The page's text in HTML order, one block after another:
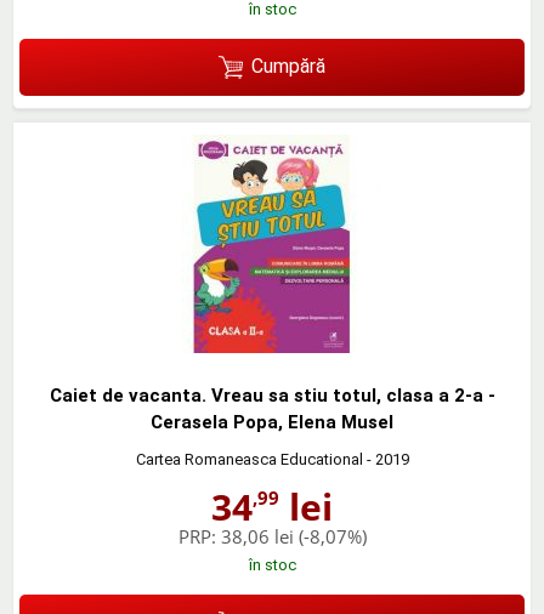
în stoc
Cumpără
Caiet de vacanta. Vreau sa stiu totul, clasa a 2-a -
Cerasela Popa, Elena Musel
Cartea Romaneasca Educational - 2019
34,99 lei
PRP: 38,06 lei (-8,07%)
în stoc